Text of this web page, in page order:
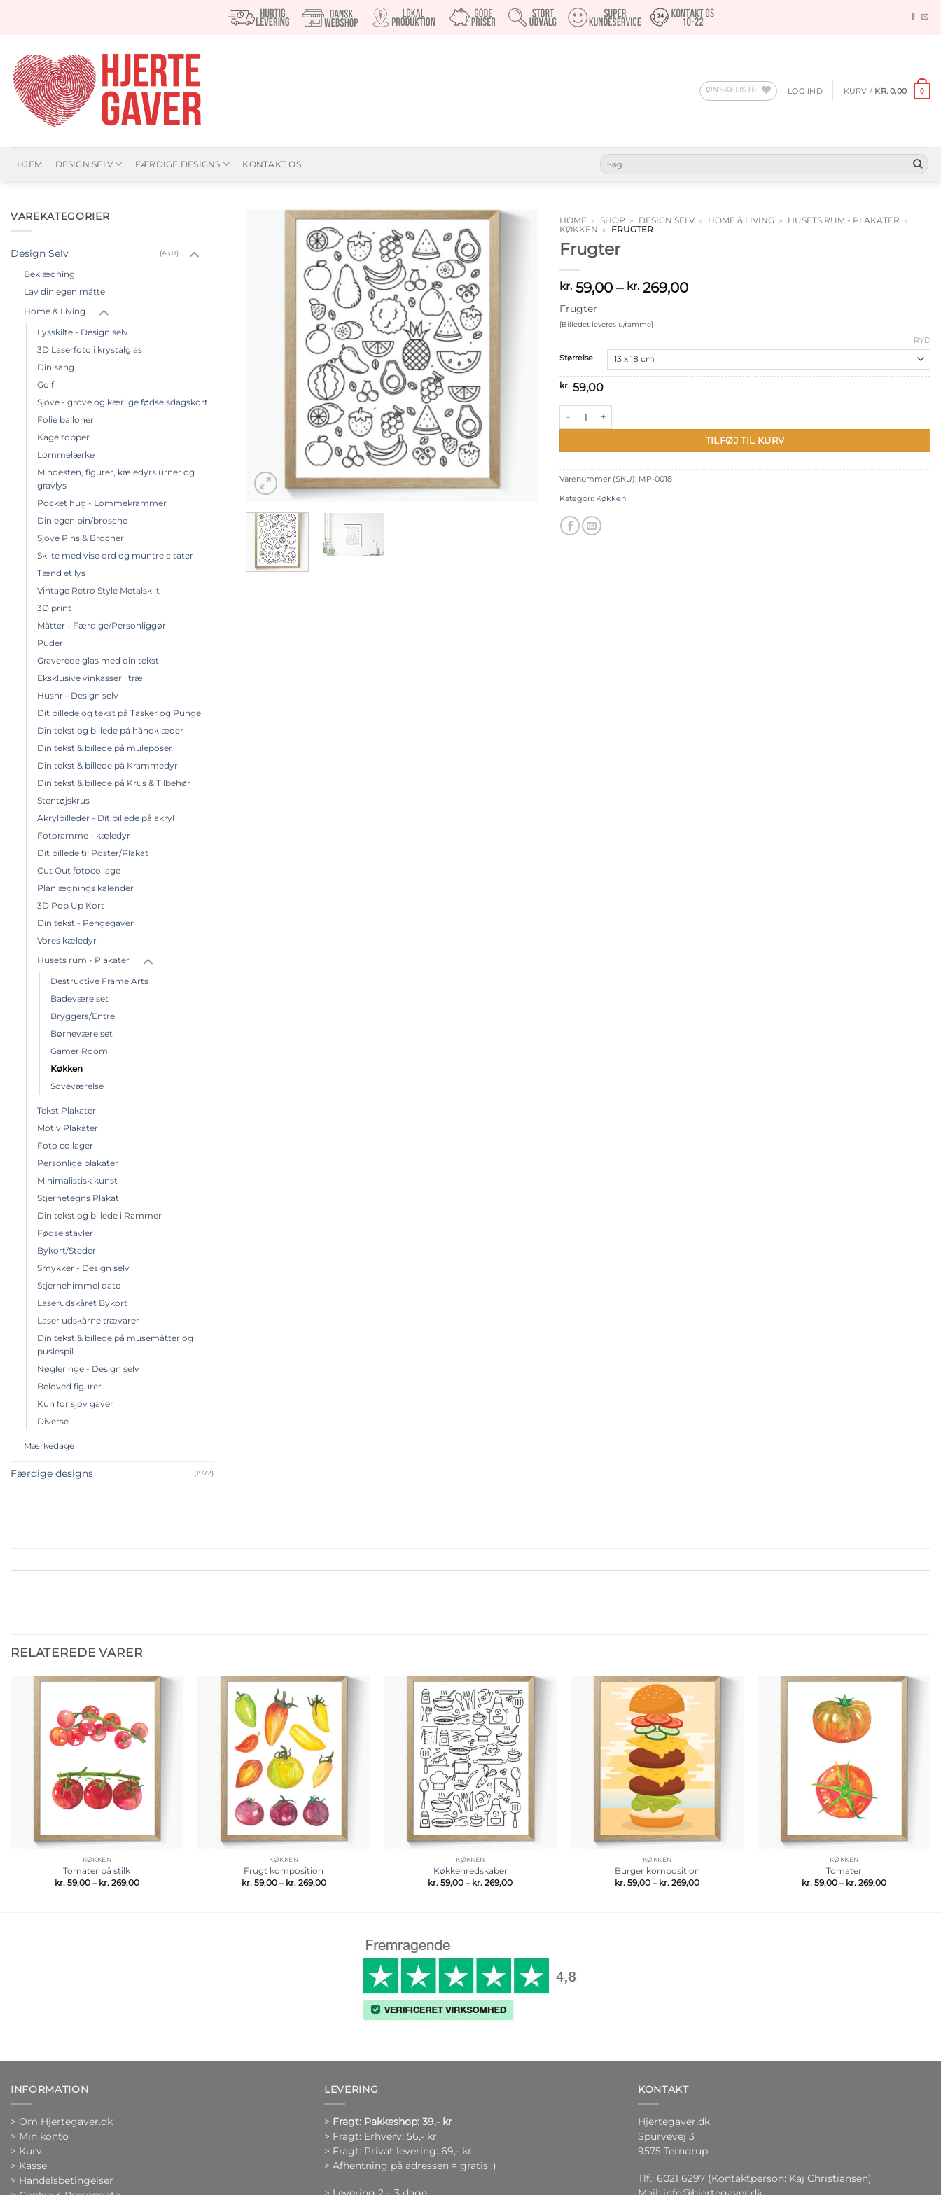
ØNSKELISTE LOG IND KURV / KR.0,00 0
HJEM DESIGN SELV FÆRDIGE DESIGNS KONTAKT OS
Søg
efter:
HOME » SHOP » DESIGN SELV » HOME & LIVING » HUSETS RUM - PLAKATER »
KØKKEN » FRUGTER
Frugter
kr. 59,00 – kr. 269,00Prisinterval:
Frugter
[Billedet leveres u/ramme]
Størrelse
RYD
kr. 59,00
TILFØJ TIL KURV
Varenummer (SKU): MP-0018
Kategori: Køkken
VAREKATEGORIER
Design Selv (4311)
Beklædning
Lav din egen måtte
Home & Living
Lysskilte - Design selv
3D Laserfoto i krystalglas
Din sang
Golf
Sjove - grove og kærlige fødselsdagskort
Folie balloner
Kage topper
Lommelærke
Mindesten, figurer, kæledyrs urner og
gravlys
Pocket hug - Lommekrammer
Din egen pin/brosche
Sjove Pins & Brocher
Skilte med vise ord og muntre citater
Tænd et lys
Vintage Retro Style Metalskilt
3D print
Måtter - Færdige/Personliggør
Puder
Graverede glas med din tekst
Eksklusive vinkasser i træ
Husnr - Design selv
Dit billede og tekst på Tasker og Punge
Din tekst og billede på håndklæder
Din tekst & billede på muleposer
Din tekst & billede på Krammedyr
Din tekst & billede på Krus & Tilbehør
Stentøjskrus
Akrylbilleder - Dit billede på akryl
Fotoramme - kæledyr
Dit billede til Poster/Plakat
Cut Out fotocollage
Planlægnings kalender
3D Pop Up Kort
Din tekst - Pengegaver
Vores kæledyr
Husets rum - Plakater
Destructive Frame Arts
Badeværelset
Bryggers/Entre
Børneværelset
Gamer Room
Køkken
Soveværelse
Tekst Plakater
Motiv Plakater
Foto collager
Personlige plakater
Minimalistisk kunst
Stjernetegns Plakat
Din tekst og billede i Rammer
Fødselstavler
Bykort/Steder
Smykker - Design selv
Stjernehimmel dato
Laserudskåret Bykort
Laser udskårne trævarer
Din tekst & billede på musemåtter og
puslespil
Nøgleringe - Design selv
Beloved figurer
Kun for sjov gaver
Diverse
Mærkedage
Færdige designs (1972)
RELATEREDE VARER
KØKKEN
Tomater på stilk
kr.59,00 – kr.269,00Prisinterval:
ønskeliste
KØKKEN
Frugt komposition
kr.59,00 – kr.269,00Prisinterval:
Tilføj til
ønskeliste
KØKKEN
Køkkenredskaber
kr. 59,00 – kr. 269,00Prisinterval:
KØKKEN
Burger komposition
kr. 59,00 – kr. 269,00Prisinterval:
KØKKEN
Tomater
kr. 59,00 – kr. 269,00Prisinterval:
INFORMATION
> Om Hjertegaver.dk
> Min konto
> Kurv
> Kasse
> Handelsbetingelser
LEVERING
> Fragt: Pakkeshop: 39,- kr
> Fragt: Erhverv: 56,- kr
> Fragt: Privat levering: 69,- kr
> Afhentning på adressen = gratis :)
KONTAKT
Hjertegaver.dk
Spurvevej 3
9575 Terndrup
Tlf.: 6021 6297 (Kontaktperson: Kaj Christiansen)